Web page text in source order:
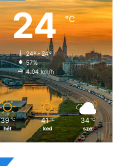
24℃
24º - 24º
57%
4.04 km/h
39 ℃
hét
41 ℃
ked
34 ℃
sze